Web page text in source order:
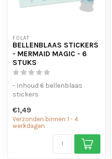
FOLAT
BELLENBLAAS STICKERS
- MERMAID MAGIC - 6
STUKS
- Inhoud 6 bellenblaas
stickers
€1,49
Verzonden binnen 1 - 4
werkdagen